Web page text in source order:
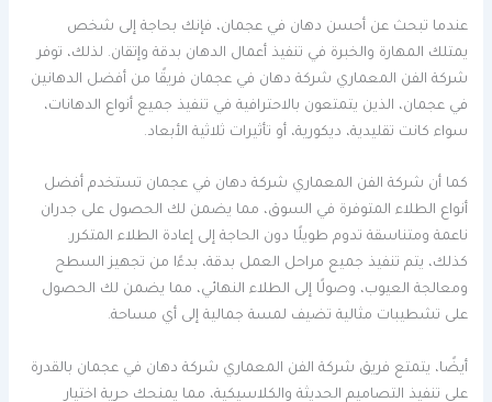
عندما تبحث عن أحسن دهان في عجمان، فإنك بحاجة إلى شخص
يمتلك المهارة والخبرة في تنفيذ أعمال الدهان بدقة وإتقان. لذلك، توفر
شركة الفن المعماري شركة دهان في عجمان فريقًا من أفضل الدهانين
في عجمان، الذين يتمتعون بالاحترافية في تنفيذ جميع أنواع الدهانات،
سواء كانت تقليدية، ديكورية، أو تأثيرات ثلاثية الأبعاد.
كما أن شركة الفن المعماري شركة دهان في عجمان تستخدم أفضل
أنواع الطلاء المتوفرة في السوق، مما يضمن لك الحصول على جدران
ناعمة ومتناسقة تدوم طويلًا دون الحاجة إلى إعادة الطلاء المتكرر.
كذلك، يتم تنفيذ جميع مراحل العمل بدقة، بدءًا من تجهيز السطح
ومعالجة العيوب، وصولًا إلى الطلاء النهائي، مما يضمن لك الحصول
على تشطيبات مثالية تضيف لمسة جمالية إلى أي مساحة.
أيضًا، يتمتع فريق شركة الفن المعماري شركة دهان في عجمان بالقدرة
على تنفيذ التصاميم الحديثة والكلاسيكية، مما يمنحك حرية اختيار